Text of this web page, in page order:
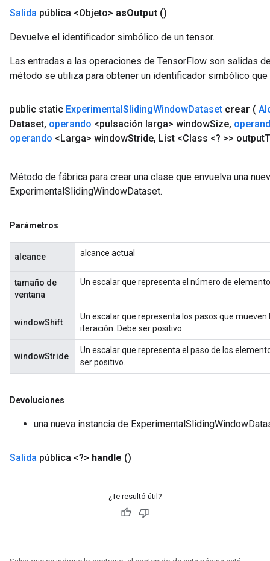
Salida pública <Objeto> asOutput ()
Devuelve el identificador simbólico de un tensor.
Las entradas a las operaciones de TensorFlow son salidas
método se utiliza para obtener un identificador simbólico
public static ExperimentalSlidingWindowDataset crear (
Dataset, operando <pulsación larga> windowSize,
operando <Larga> windowStride, List <Class <? >> output
Método de fábrica para crear una clase que envuelva una
ExperimentalSlidingWindowDataset.
Parámetros
alcance alcance actual
tamaño de
ventana
Un escalar que representa el número de
windowShift
Un escalar que representa los pasos que
iteración. Debe ser positivo.
windowStride
Un escalar que representa el paso de los
ser positivo.
Devoluciones
una nueva instancia de
Salida pública <?> handle ()
¿Te resultó útil?